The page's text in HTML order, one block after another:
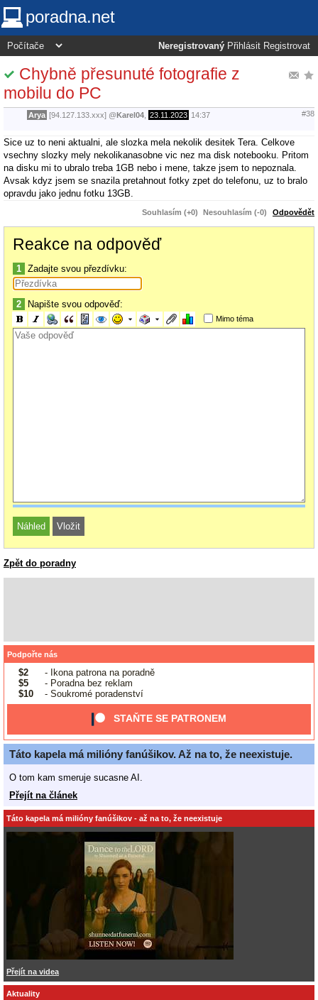
poradna.net
Neregistrovaný Přihlásit Registrovat
Chybně přesunuté fotografie z
mobilu do PC
Arya [94.127.133.xxx] @Karel04 23.11.2023 14:37 #38
Sice uz to neni aktualni, ale slozka mela nekolik desitek Tera. Celkove
vsechny slozky mely nekolikanasobne vic nez ma disk notebooku. Pritom
na disku mi to ubralo treba 1GB nebo i mene, takze jsem to nepoznala.
Avsak kdyz jsem se snazila pretahnout fotky zpet do telefonu, uz to bralo
opravdu jako jednu fotku 13GB.
Souhlasím (+0) Nesouhlasím (-0) Odpovědět
Reakce na odpověď
1 Zadajte svou přezdívku:
2 Napište svou odpověď:
Mimo téma
Zpět do poradny
Podpořte nás
$2
- Ikona patrona na poradně
$5
- Poradna bez reklam
$10
- Soukromé poradenství
STAŇTE SE PATRONEM
Táto kapela má milióny fanúšikov. Až na to, že neexistuje.
O tom kam smeruje sucasne AI.
Přejít na článek
Táto kapela má milióny fanúšikov - až na to, že neexistuje
Přejít na videa
Aktuality